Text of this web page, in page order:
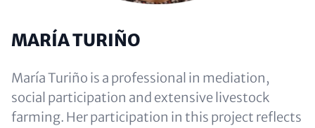
MARÍA TURIÑO
María Turiño is a professional in mediation,
social participation and extensive livestock
farming. Her participation in this project reflects